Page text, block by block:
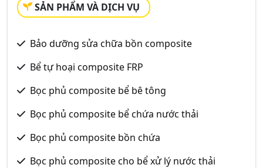
SẢN PHẨM VÀ DỊCH VỤ
Bảo dưỡng sửa chữa bồn composite
Bể tự hoại composite FRP
Bọc phủ composite bể bê tông
Bọc phủ composite bể chứa nước thải
Bọc phủ composite bồn chứa
Bọc phủ composite cho bể xử lý nước thải